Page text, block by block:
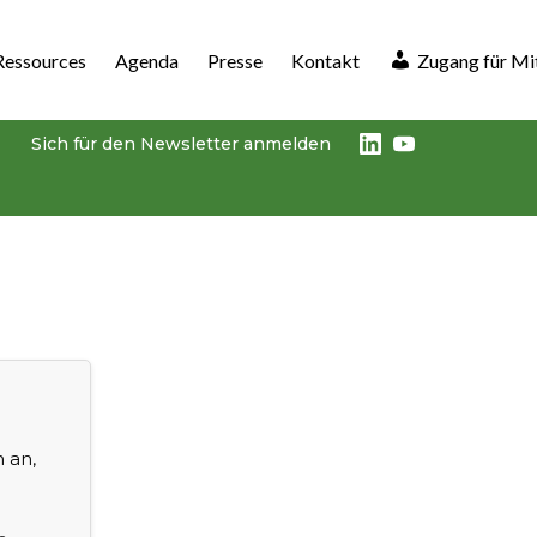
Agenda Presse Kontakt Zugang für
Sich für den Newsletter anmelden LinkedIn
Youtube
an,